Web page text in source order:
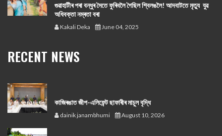
গুৱাহাটীৰ পৰা বন্ধুৰ সৈতে ফুৰিবলৈ গৈছিল শ্বিলঙলৈ! আদবাটতে মৃত্যু যুৱ
অধিবক্তা নম্ৰতা বৰা
Kakali Deka June 04, 2025
RECENT NEWS
কাজিৰঙাত জীপ-এলিফেন্ট ছাফাৰীৰ মাচুল বৃদ্ধি
dainik janambhumi August 10, 2026